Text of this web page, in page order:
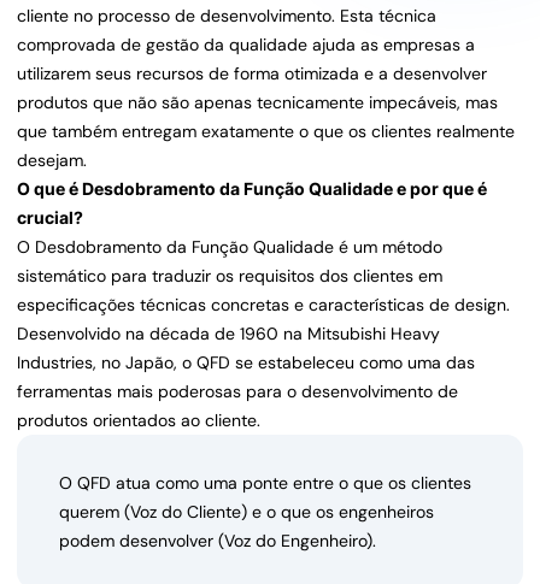
cliente no processo de desenvolvimento. Esta técnica
comprovada de gestão da qualidade ajuda as empresas a
utilizarem seus recursos de forma otimizada e a desenvolver
produtos que não são apenas tecnicamente impecáveis, mas
que também entregam exatamente o que os clientes realmente
desejam.
O que é Desdobramento da Função Qualidade e por que é
crucial?
O Desdobramento da Função Qualidade é um método
sistemático para traduzir os requisitos dos clientes em
especificações técnicas concretas e características de design.
Desenvolvido na década de 1960 na Mitsubishi Heavy
Industries, no Japão, o QFD se estabeleceu como uma das
ferramentas mais poderosas para o desenvolvimento de
produtos orientados ao cliente.
O QFD atua como uma ponte entre o que os clientes
querem (Voz do Cliente) e o que os engenheiros
podem desenvolver (Voz do Engenheiro).